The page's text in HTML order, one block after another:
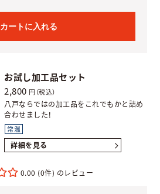
カートに入れる
お試し加工品セット
2,800 円（税込）
八戸ならではの加工品をこれでもかと詰め
合わせました！
常温
詳細を見る
0.00 (0件)